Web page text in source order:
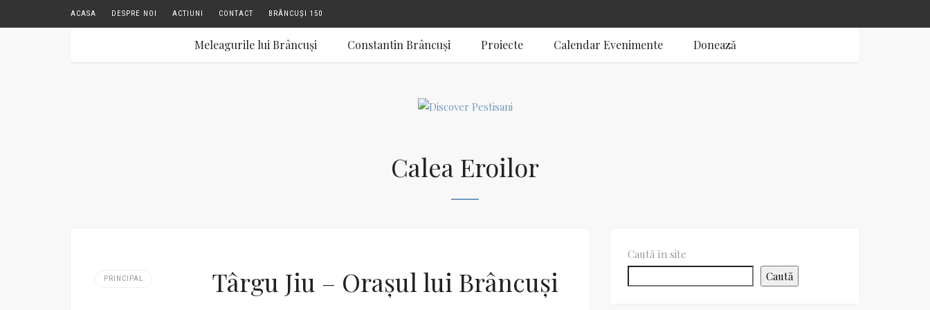
ACASA DESPRE NOI ACTIUNI CONTACT BRÂNCUȘI 150
Meleagurile lui Brâncuși Constantin Brâncuși Proiecte Calendar Evenimente Donează
Calea Eroilor
PRINCIPAL Târgu Jiu – Orașul lui Brâncuși
Caută în site
Caută